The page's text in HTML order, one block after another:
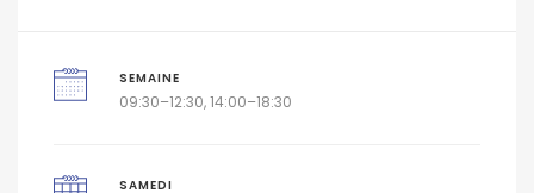
SEMAINE
09:30–12:30, 14:00–18:30
SAMEDI